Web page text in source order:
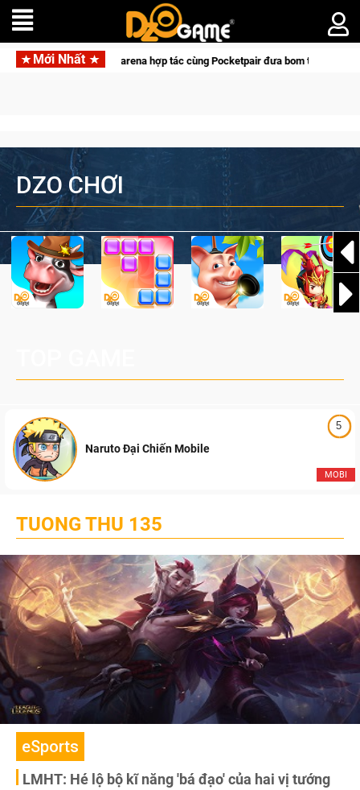
Mới Nhất
Garena hợp tác cùng Pocketpair đưa bom tấn săn thú sinh tồn lên
DZO CHƠI
5
MOBI
Naruto Đại Chiến Mobile
TUONG THU 135
eSports
LMHT: Hé lộ bộ kĩ năng 'bá đạo' của hai vị tướng